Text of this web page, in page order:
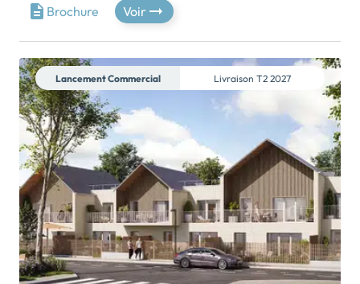
GUERETS est une commune très commerçante qui
dispose de nombreux magasins et services en centre-
bourg, boulangerie, pharmacie, restaurants, zone
commerciale en sortie de Ville...La résidence « Les
Clarisses » est située en plein centre-ville, et permet
aux familles qui veulent vivre au calme, de se créer un
véritable chez-soi tout en étant à proximité des
commerces et infrastructures nécessaires au
quotidien.Elle se compose de 10 maisons et 2
appartements tous orientés Sud ou Sud-Ouest.La
résidence est élégante, avec des maisons
chaleureuses et un parcours piéton arboré. Rythmé
par un jeu de bois, d'ardoise et d'enduit, l'ensemble
restitue une ambiance à la fois contemporaine et
harmonieuse.Chaque […] Voir le programme
immobilier neuf >>
Brochure Voir
Lancement Commercial Livraison T2 2027